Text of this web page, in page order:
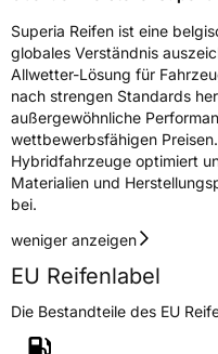
Rollgeräusch (Klasse) B
Rollgeräusch (dB)68
FahrzeugklasseC1
3PMSF /
Eisgrip
Nein
Allgemeine
HerstellerkontaktDeldo
Superia Reifen ist eine
globales Verständnis
Allwetter-Lösung für
nach strengen Standards
außergewöhnliche
wettbewerbsfähigen
Hybridfahrzeuge optimiert
Materialien und
bei.
weniger anzeigen
EU Reifenlabel
Die Bestandteile des EU